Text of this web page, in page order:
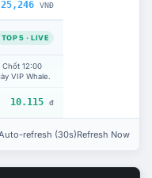
25,246 VNĐ
TOP 5 · LIVE
Chốt 12:00
VIP Whale.
10.115 đ
refresh (30s)Refresh Now